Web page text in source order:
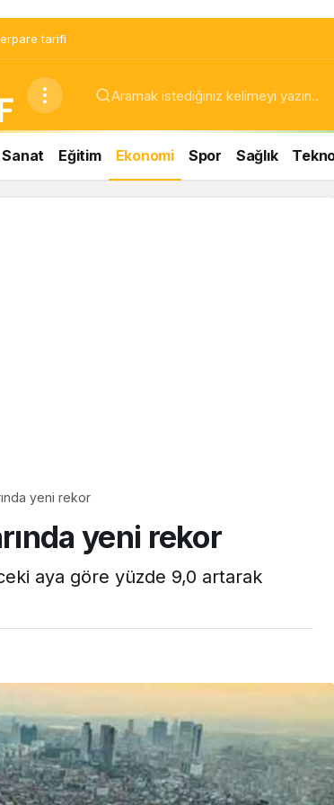
tarifi
Eğitim Ekonomi Spor Sağlık
yeni rekor
yeni rekor
aya göre yüzde 9,0 artarak
Brownie tadında ıslak